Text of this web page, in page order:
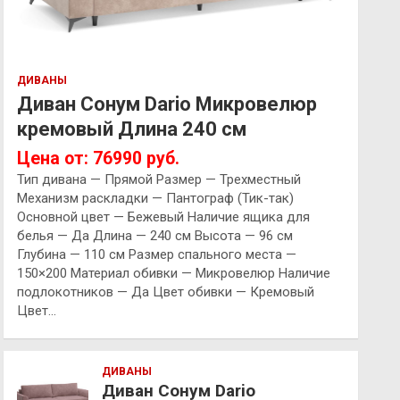
ДИВАНЫ
Диван Сонум Dario Микровелюр
кремовый Длина 240 см
Цена от: 76990 руб.
Тип дивана — Прямой Размер — Трехместный
Механизм раскладки — Пантограф (Тик-так)
Основной цвет — Бежевый Наличие ящика для
белья — Да Длина — 240 см Высота — 96 см
Глубина — 110 см Размер спального места —
150×200 Материал обивки — Микровелюр Наличие
подлокотников — Да Цвет обивки — Кремовый
Цвет…
ДИВАНЫ
Диван Сонум Dario